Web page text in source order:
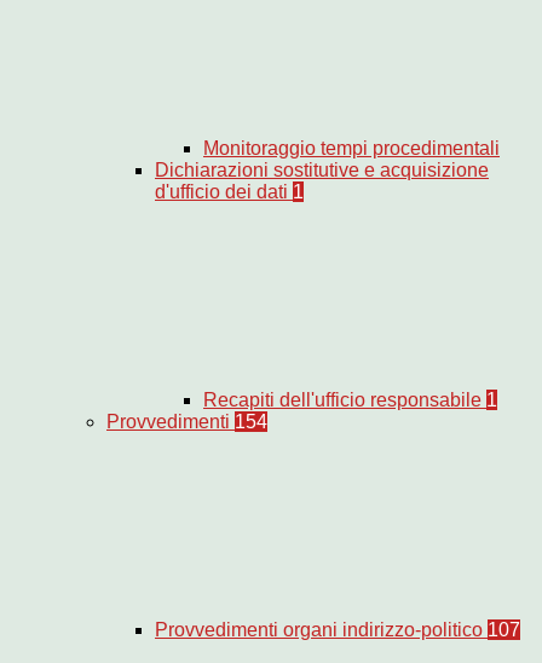
Monitoraggio tempi procedimentali
Dichiarazioni sostitutive e acquisizione
d'ufficio dei dati 1
Recapiti dell'ufficio responsabile 1
Provvedimenti 154
Provvedimenti organi indirizzo-politico 107